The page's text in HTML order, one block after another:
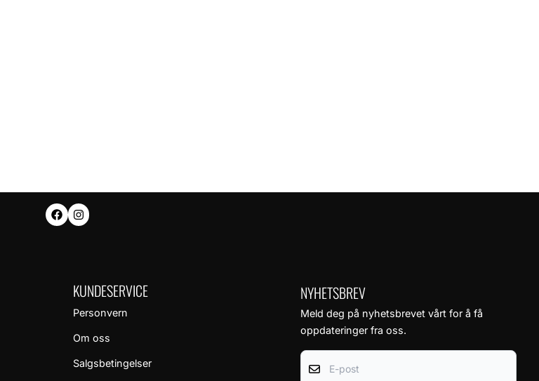
KUNDESERVICE
Personvern
Om oss
Salgsbetingelser
NYHETSBREV
Meld deg på nyhetsbrevet vårt for å få
oppdateringer fra oss.
E-post